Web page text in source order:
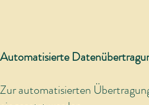
Automatisierte
Zur automatisierten